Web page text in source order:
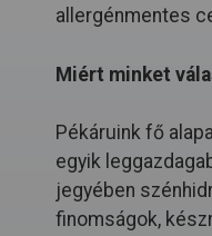
allergénmentes
Miért minket
Pékáruink fő
egyik
jegyében
finomságok,